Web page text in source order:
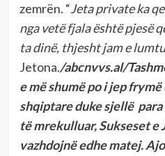
zemrën. “Jeta private ka
nga vetë fjala është pjesë
ta dinë, thjesht jam e lumtu
Jetona./abcnvvs.al/
e më shumë po i jep
shqiptare duke sjellë
të mrekulluar, Sukseset e
vazhdojnë edhe matej.